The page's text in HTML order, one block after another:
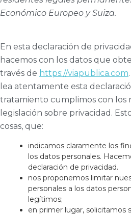
Económico Europeo y Suiza.
En esta declaración de
hacemos con los datos que
través de https://viapublica.com
lea atentamente esta
tratamiento cumplimos con los
legislación sobre privacidad.
cosas, que:
indicamos claramente los
los datos personales.
declaración de privacidad.
nos proponemos limitar
personales a los datos
legítimos;
en primer lugar, solicitamos